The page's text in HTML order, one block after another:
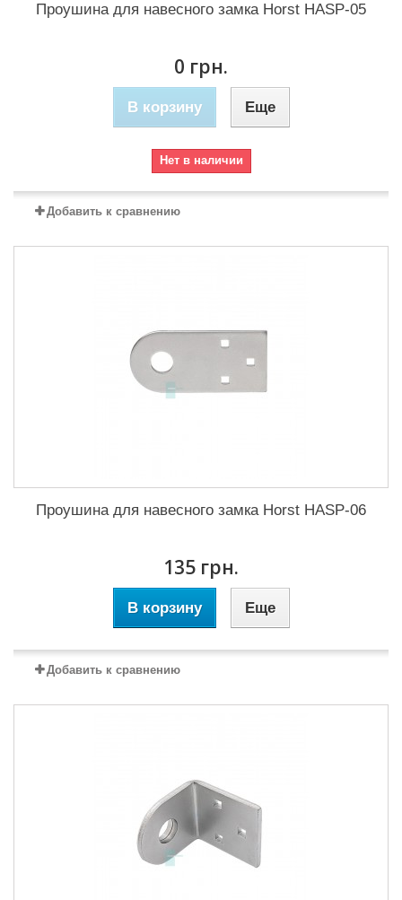
Проушина для навесного замка Horst HASP-05
0 грн.
В корзину Еще
Нет в наличии
Добавить к сравнению
Проушина для навесного замка Horst HASP-06
135 грн.
В корзину Еще
Добавить к сравнению